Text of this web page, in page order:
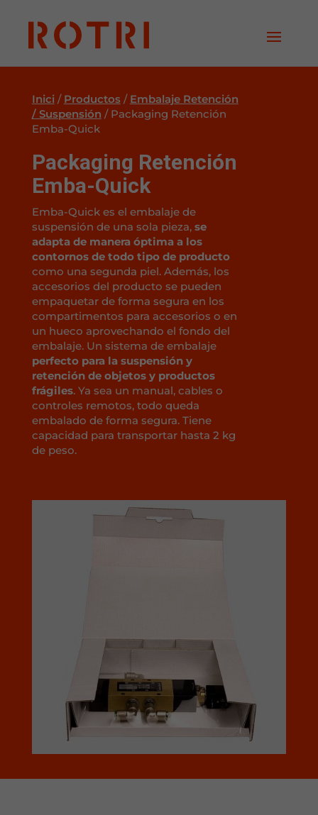
Inici/ Productos/ Embalaje Retención
/ Suspensión / Packaging Retención
Emba-Quick
Packaging Retención
Emba-Quick
Emba-Quick es el embalaje de
suspensión de una sola pieza, se
adapta de manera óptima a los
contornos de todo tipo de producto
como una segunda piel. Además, los
accesorios del producto se pueden
empaquetar de forma segura en los
compartimentos para accesorios o en
un hueco aprovechando el fondo del
embalaje. Un sistema de embalaje
perfecto para la suspensión y
retención de objetos y productos
frágiles. Ya sea un manual, cables o
controles remotos, todo queda
embalado de forma segura. Tiene
capacidad para transportar hasta 2 kg
de peso.